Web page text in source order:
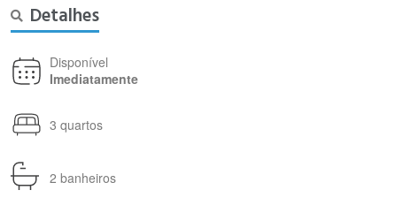
Detalhes
Disponível
Imediatamente
3 quartos
2 banheiros